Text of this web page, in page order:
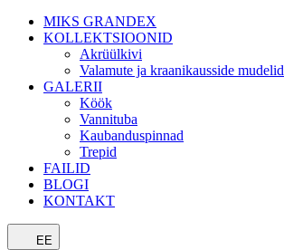
MIKS GRANDEX
KOLLEKTSIOONID
Akrüülkivi
Valamute ja kraanikausside mudelid
GALERII
Köök
Vannituba
Kaubanduspinnad
Trepid
FAILID
BLOGI
KONTAKT
EE